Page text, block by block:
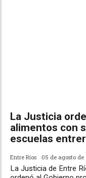
La Justicia
alimentos con
escuelas
Entre Ríos 05 de agosto de
La Justicia de Entre